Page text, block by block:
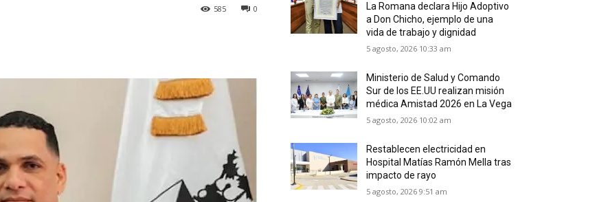
0
585
La Romana declara Hijo Adoptivo
a Don Chicho, ejemplo de una
vida de trabajo y dignidad
5 agosto, 2026 10:33 am
Ministerio de Salud y Comando
Sur de los EE.UU realizan misión
médica Amistad 2026 en La Vega
5 agosto, 2026 10:02 am
Restablecen electricidad en
Hospital Matías Ramón Mella tras
impacto de rayo
5 agosto, 2026 9:51 am